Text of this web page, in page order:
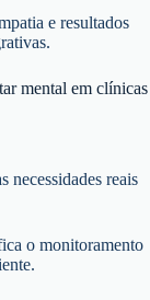
e resultados
mental em clínicas
necessidades reais
o monitoramento